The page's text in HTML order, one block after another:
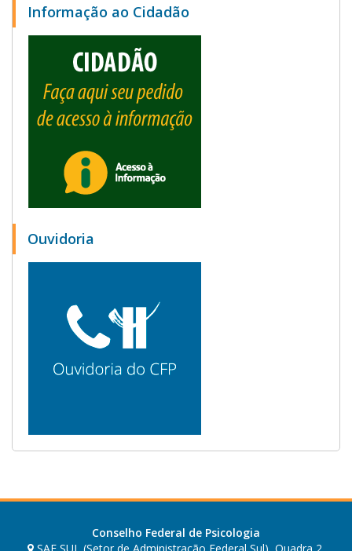
Informação ao Cidadão
Ouvidoria
Conselho Federal de Psicologia